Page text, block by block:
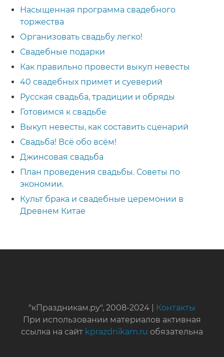
Насыщенная программа свадебного
торжества
Организовать свадьбу легко!
Свадебные подарки
Как правильно провести выкуп невесты
40 свадебных примет и суеверий
Русская свадьба, традиции и обряды
Готовимся к свадьбе
Выкуп невесты, как составить сценарий
Свадьба! Всё обо всём!
Джинсовая свадьба
План проведения свадьбы. Советы по
экономии.
Культ брака и свадебные церемонии в
Древнем Китае
"кПраздникам.ру", 2008-2024 |
Контакты
При использовании материалов активная
ссылка на сайт kprazdnikam.ru обязательна